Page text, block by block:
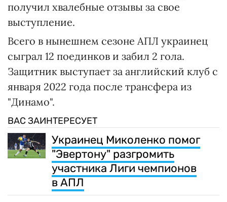
получил хвалебные отзывы за свое
выступление.
Всего в нынешнем сезоне АПЛ украинец
сыграл 12 поединков и забил 2 гола.
Защитник выступает за английский клуб с
января 2022 года после трансфера из
"Динамо".
ВАС ЗАИНТЕРЕСУЕТ
Украинец Миколенко помог
"Эвертону" разгромить
участника Лиги чемпионов
в АПЛ